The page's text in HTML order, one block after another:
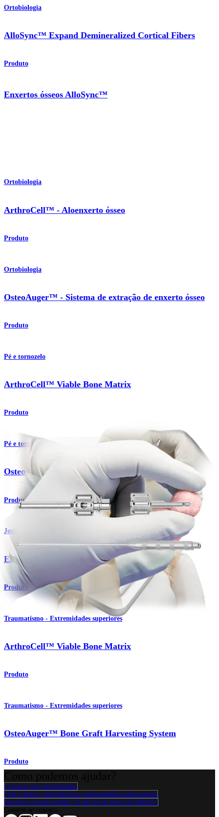
Ortobiologia
AlloSync™ Expand Demineralized Cortical Fibers
Produto
Enxertos ósseos AlloSync™
Ortobiologia
ArthroCell™ - Aloenxerto ósseo
Produto
Ortobiologia
OsteoAuger™ - Sistema de extração de enxerto ósseo
Produto
Pé e tornozelo
ArthroCell™ Viable Bone Matrix
Produto
Pé e tornozelo
OsteoAuger™ Bone Graft Harvesting System
Produto
Joelho
Enxertos ósseos AlloSync™
Produto
Traumatismo - Extremidades superiores
ArthroCell™ Viable Bone Matrix
Produto
Traumatismo - Extremidades superiores
OsteoAuger™ Bone Graft Harvesting System
Produto
Contacte um representante
Veja eventos, laboratórios e oportunidades educacionais
Inscreva-se para receber: O que há de novo na Arthrex?